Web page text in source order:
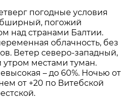
погодные условия
погожий
над странами Балтии.
облачность, без
Ветер северо-западный,
местами туман.
– до 60%. Ночью от
от +20 по Витебской